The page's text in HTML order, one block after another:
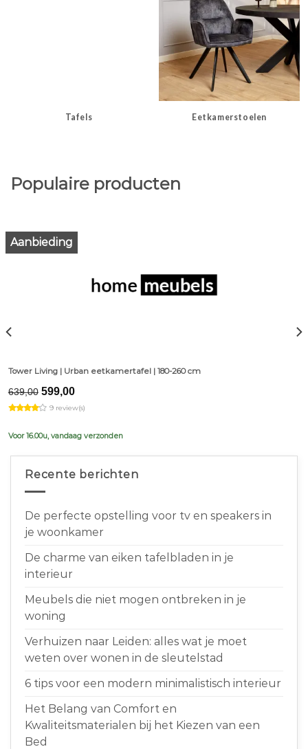
Tafels Eetkamerstoelen
Populaire producten
Aanbieding
Tower Living | Urban eetkamertafel | 180-260 cm
639,00 Original
price
was:
599,00Current
is:
9 review(s)
Voor 16.00u, vandaag verzonden
Recente berichten
De perfecte opstelling voor tv en speakers in
je woonkamer
De charme van eiken tafelbladen in je
interieur
Meubels die niet mogen ontbreken in je
woning
Verhuizen naar Leiden: alles wat je moet
weten over wonen in de sleutelstad
6 tips voor een modern minimalistisch interieur
Het Belang van Comfort en
Kwaliteitsmaterialen bij het Kiezen van een
Bed